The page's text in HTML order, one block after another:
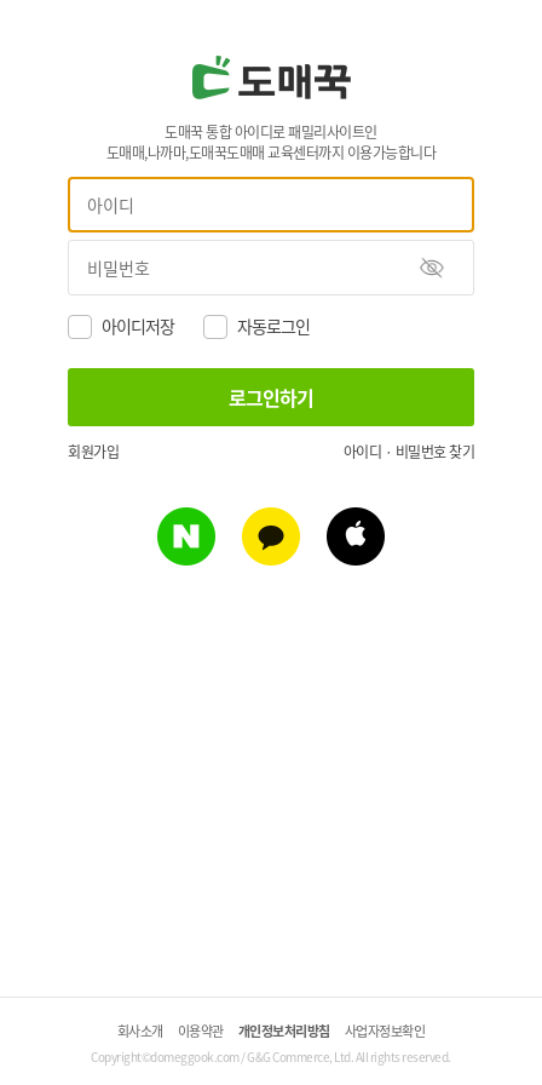
도매꾹 통합 아이디로 패밀리사이트인
도매매,나까마,도매꾹도매매 교육센터까지 이용가능합니다
아이디저장 자동로그인
회원가입 아이디 · 비밀번호 찾기
회사소개 이용약관 개인정보처리방침 사업자정보확인
Copyright©domeggook.com / G&G Commerce, Ltd. All rights reserved.